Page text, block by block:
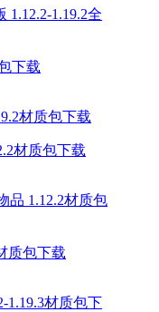
下载
材质包下载
质包下载